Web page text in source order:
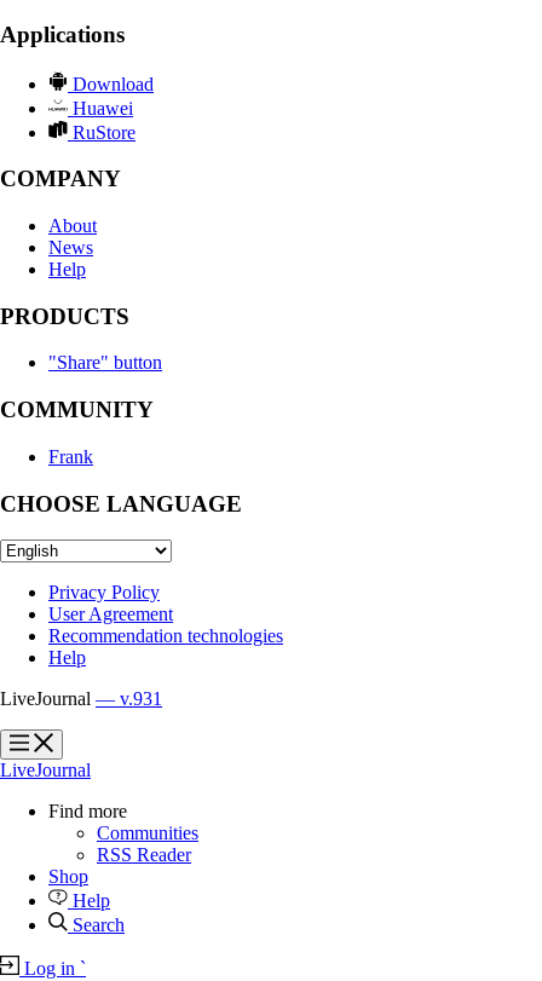
Applications
Download
Huawei
RuStore
COMPANY
About
News
Help
PRODUCTS
"Share" button
COMMUNITY
Frank
CHOOSE LANGUAGE
Privacy Policy
User Agreement
Recommendation technologies
Help
LiveJournal — v.931
?
?
LiveJournal
Find more
Communities
RSS Reader
Shop
Help
Search
Log in `